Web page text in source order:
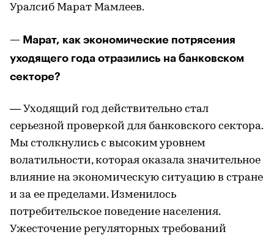
Уралсиб Марат Мамлеев.
— Марат, как экономические потрясения
уходящего года отразились на банковском
секторе?
— Уходящий год действительно стал
серьезной проверкой для банковского сектора.
Мы столкнулись с высоким уровнем
волатильности, которая оказала значительное
влияние на экономическую ситуацию в стране
и за ее пределами. Изменилось
потребительское поведение населения.
Ужесточение регуляторных требований